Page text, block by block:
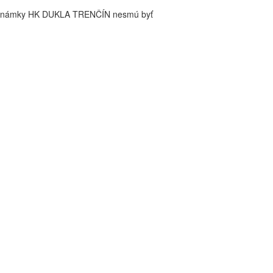
HK DUKLA TRENČÍN nesmú byť